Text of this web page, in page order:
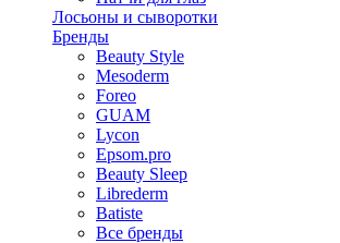
Лосьоны и сыворотки
Бренды
Beauty Style
Mesoderm
Foreo
GUAM
Lycon
Epsom.pro
Beauty Sleep
Librederm
Batiste
Все бренды